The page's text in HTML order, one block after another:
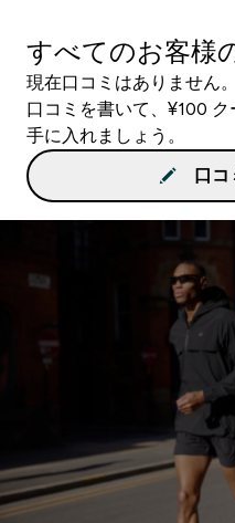
すべてのお客様
現在口コミはありません。
口コミを書いて、¥100
手に入れましょう。
口